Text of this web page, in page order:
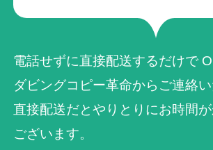
電話せずに直接配送するだけで
ダビングコピー革命からご連絡い
直接配送だとやりとりにお時間
ございます。